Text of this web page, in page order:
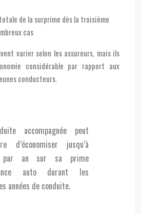
de la surprime dès la troisième
cas
varier selon les assureurs, mais ils
considérable par rapport aux
conducteurs.
accompagnée peut
d’économiser jusqu’à
par an sur sa prime
auto durant les
années de conduite.